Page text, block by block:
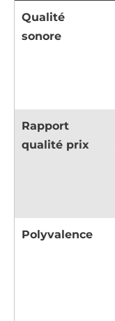
Qualité
sonore
Rapport
qualité prix
Polyvalence